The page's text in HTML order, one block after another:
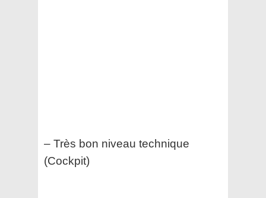
– Très bon niveau technique
(Cockpit)